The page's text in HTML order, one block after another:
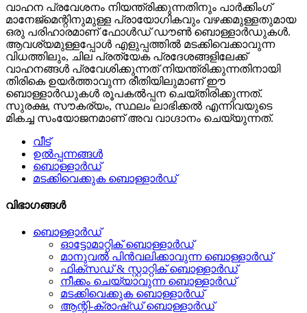
വാഹന പ്രവേശനം നിയന്ത്രിക്കുന്നതിനും പാർക്കിംഗ്
മാനേജ്മെന്റിനുമുള്ള പ്രായോഗികവും വഴക്കമുള്ളതുമായ
ഒരു പരിഹാരമാണ് ഫോൾഡ് ഡൗൺ ബൊള്ളാർഡുകൾ.
ആവശ്യമുള്ളപ്പോൾ എളുപ്പത്തിൽ മടക്കിവെക്കാവുന്ന
വിധത്തിലും, ചില പ്രത്യേക പ്രദേശങ്ങളിലേക്ക്
വാഹനങ്ങൾ പ്രവേശിക്കുന്നത് നിയന്ത്രിക്കുന്നതിനായി
തിരികെ ഉയർത്താവുന്ന രീതിയിലുമാണ് ഈ
ബൊള്ളാർഡുകൾ രൂപകൽപ്പന ചെയ്തിരിക്കുന്നത്.
സുരക്ഷ, സൗകര്യം, സ്ഥലം ലാഭിക്കൽ എന്നിവയുടെ
മികച്ച സംയോജനമാണ് അവ വാഗ്ദാനം ചെയ്യുന്നത്.
വീട്
ഉൽപ്പന്നങ്ങൾ
ബൊള്ളാർഡ്
മടക്കിവെക്കുക ബൊള്ളാർഡ്
വിഭാഗങ്ങൾ
ബൊള്ളാർഡ്
ഓട്ടോമാറ്റിക് ബൊള്ളാർഡ്
മാനുവൽ പിൻവലിക്കാവുന്ന ബൊള്ളാർഡ്
ഫിക്സഡ് & സ്റ്റാറ്റിക് ബൊള്ളാർഡ്
നീക്കം ചെയ്യാവുന്ന ബൊള്ളാർഡ്
മടക്കിവെക്കുക ബൊള്ളാർഡ്
ആന്റി-ക്രാഷ്ഡ് ബൊള്ളാർഡ്